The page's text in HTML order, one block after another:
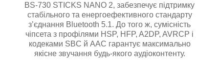
BS-730 STICKS NANO 2, забезпечує підтримку
стабільного та енергоефективного стандарту
з’єднання Bluetooth 5.1. До того ж, сумісність
чіпсета з профілями HSP, HFP, A2DP, AVRCP і
кодеками SBC й AAC гарантує максимально
якісне звучання будь-якого аудіоконтенту.